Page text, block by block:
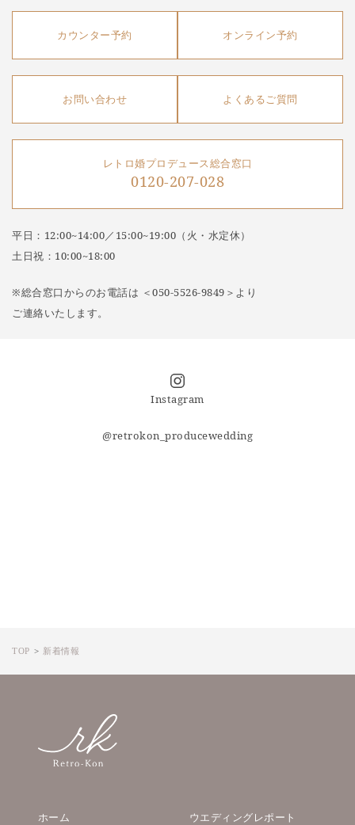
カウンター予約 オンライン予約
お問い合わせ よくあるご質問
レトロ婚プロデュース総合窓口
0120-207-028
平日：12:00~14:00／15:00~19:00（火・水定休）
土日祝：10:00~18:00
※総合窓口からのお電話は ＜050-5526-9849＞より
ご連絡いたします。
Instagram
@retrokon_producewedding
TOP 新着情報
ホーム ウエディングレポート